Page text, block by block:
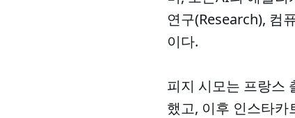
연구(Research), 컴
이다.
피지 시모는 프랑스
했고, 이후 인스타